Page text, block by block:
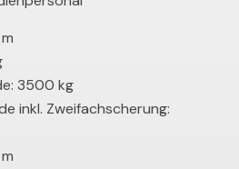
3500 kg
inkl. Zweifachscherung: